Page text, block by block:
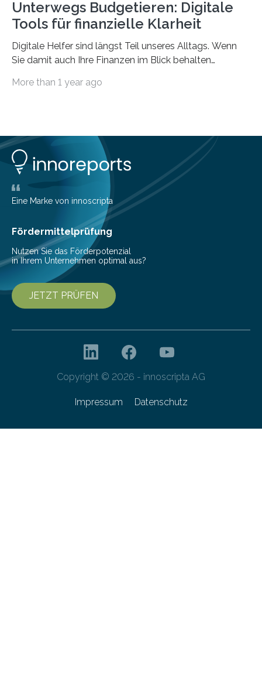
Unterwegs Budgetieren: Digitale
Tools für finanzielle Klarheit
Digitale Helfer sind längst Teil unseres Alltags. Wenn
Sie damit auch Ihre Finanzen im Blick behalten
die genau das ermöglichen: Sie helfen Ihnen, Ausgaben
Lösungen interessieren. 1. Multibanking-Tools: Alle
Konten auf einen Blick Viele Banken bieten bereits in
ihrem Online-Banking eine Multibanking-Funktion an,
mit der sich Konten bei anderen Banken…
More than 1 year ago
Eine Marke von innoscripta
Fördermittelprüfung
Nutzen Sie das Förderpotenzial
in Ihrem Unternehmen optimal aus?
JETZT PRÜFEN
Copyright © 2026 - innoscripta AG
Impressum Datenschutz